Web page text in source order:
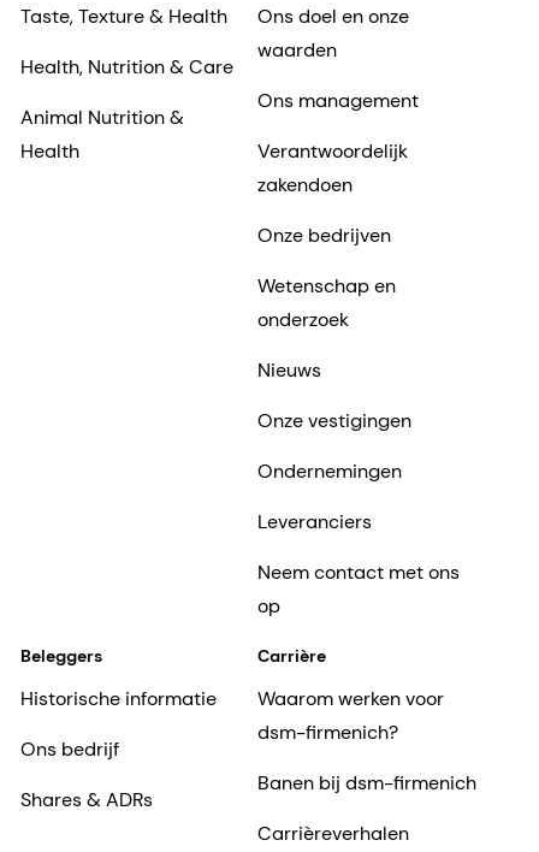
Taste, Texture & Health
Health, Nutrition & Care
Animal Nutrition &
Health
Ons doel en onze
waarden
Ons management
Verantwoordelijk
zakendoen
Onze bedrijven
Wetenschap en
onderzoek
Nieuws
Onze vestigingen
Ondernemingen
Leveranciers
Neem contact met ons
op
Beleggers
Historische informatie
Ons bedrijf
Shares & ADRs
Carrière
Waarom werken voor
dsm-firmenich?
Banen bij dsm-firmenich
Carrièreverhalen